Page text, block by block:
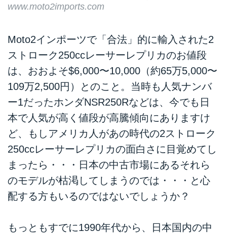
www.moto2imports.com
Moto2インポーツで「合法」的に輸入された2
ストローク250ccレーサーレプリカのお値段
は、おおよそ$6,000〜10,000（約65万5,000〜
109万2,500円）とのこと。当時も人気ナンバ
ー1だったホンダNSR250Rなどは、今でも日
本で人気が高く値段が高騰傾向にありますけ
ど、もしアメリカ人があの時代の2ストローク
250ccレーサーレプリカの面白さに目覚めてし
まったら・・・日本の中古市場にあるそれら
のモデルが枯渇してしまうのでは・・・と心
配する方もいるのではないでしょうか？
もっともすでに1990年代から、日本国内の中